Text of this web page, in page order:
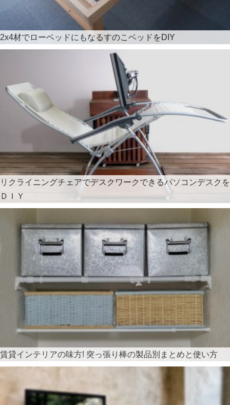
2x4材でローベッドにもなるすのこベッドをDIY
リクライニングチェアでデスクワークできるパソコンデスクを
ＤＩＹ
賃貸インテリアの味方! 突っ張り棒の製品別まとめと使い方